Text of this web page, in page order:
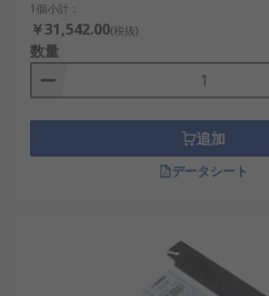
1個小計：
￥31,542.00(税抜)
数量
追加
データシート